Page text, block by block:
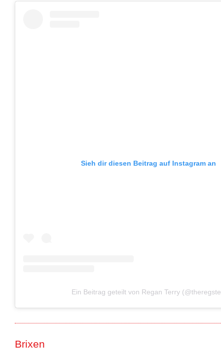
Sieh dir diesen Beitrag auf Instagram an
Ein Beitrag geteilt von Regan Terry
Brixen